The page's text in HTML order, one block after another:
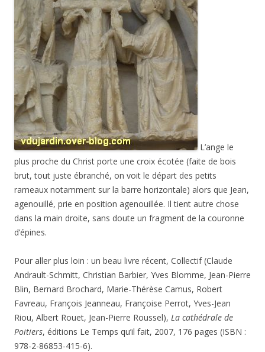
L’ange le
plus proche du Christ porte une croix écotée (faite de bois
brut, tout juste ébranché, on voit le départ des petits
rameaux notamment sur la barre horizontale) alors que Jean,
agenouillé, prie en position agenouillée. Il tient autre chose
dans la main droite, sans doute un fragment de la couronne
d’épines.
Pour aller plus loin : un beau livre récent, Collectif (Claude
Andrault-Schmitt, Christian Barbier, Yves Blomme, Jean-Pierre
Blin, Bernard Brochard, Marie-Thérèse Camus, Robert
Favreau, François Jeanneau, Françoise Perrot, Yves-Jean
Riou, Albert Rouet, Jean-Pierre Roussel), La cathédrale de
Poitiers, éditions Le Temps qu’il fait, 2007, 176 pages (ISBN :
978-2-86853-415-6).